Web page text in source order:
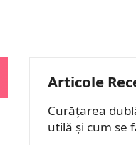
Articole
Curățarea
utilă și cum se